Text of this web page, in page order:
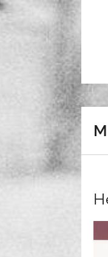
Skip to content